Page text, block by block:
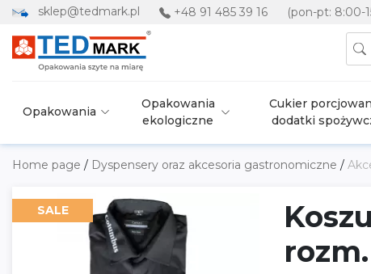
sklep@tedmark.pl +48 91 485 39 16 (pon-pt: 8:00-
Opakowania
Opakowania
ekologiczne
Cukier
dodatki
Home page / Dyspensery oraz akcesoria gastronomiczne /
SALE